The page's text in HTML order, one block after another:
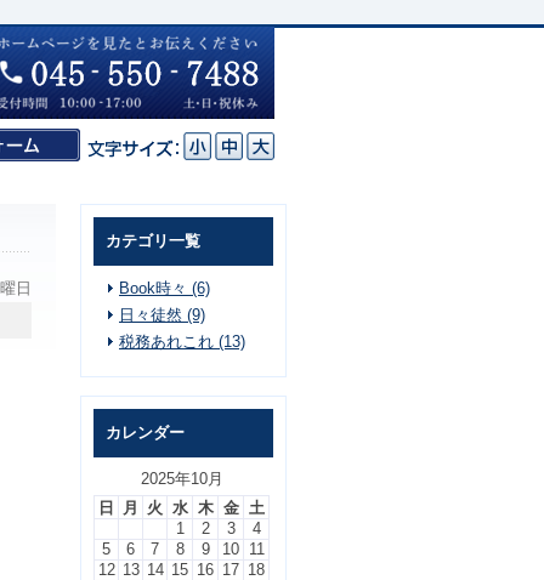
日
カテゴリ一覧
Book時々 (6)
日々徒然 (9)
税務あれこれ (13)
カレンダー
2025年10月
日
月 火 水 木 金 土
1
2 3
4
5
6 7 8 9 10 11
12 13 14 15 16 17 18